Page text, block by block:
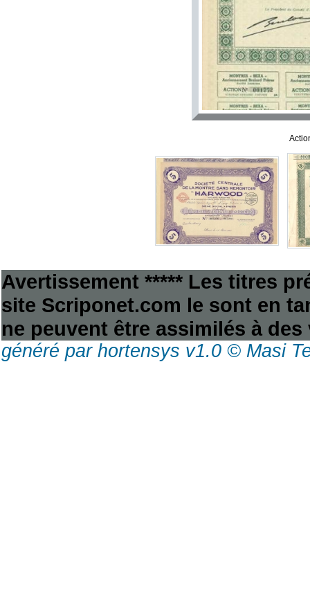
Avertissement ***** Les titres
site Scriponet.com le sont en
ne peuvent être assimilés à
généré par hortensys v1.0 © Masi